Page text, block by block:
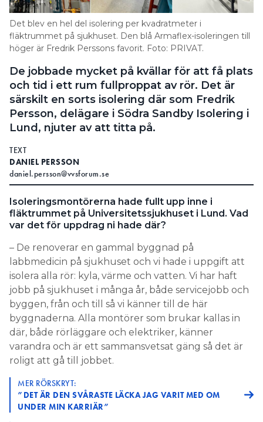
Information om GDPR
Search for:
SEARCH
Det blev en hel del isolering per kvadratmeter i
fläktrummet på sjukhuset. Den blå Armaflex-isoleringen till
höger är Fredrik Perssons favorit. Foto: PRIVAT.
De jobbade mycket på kvällar för att få plats
och tid i ett rum fullproppat av rör. Det är
särskilt en sorts isolering där som Fredrik
Persson, delägare i Södra Sandby Isolering i
Lund, njuter av att titta på.
TEXT
DANIEL PERSSON
daniel.persson@vvsforum.se
Isoleringsmontörerna hade fullt upp inne i
fläktrummet på Universitetssjukhuset i Lund. Vad
var det för uppdrag ni hade där?
– De renoverar en gammal byggnad på
labbmedicin på sjukhuset och vi hade i uppgift att
isolera alla rör: kyla, värme och vatten. Vi har haft
jobb på sjukhuset i många år, både servicejobb och
byggen, från och till så vi känner till de här
byggnaderna. Alla montörer som brukar kallas in
där, både rörläggare och elektriker, känner
varandra och är ett sammansvetsat gäng så det är
roligt att gå till jobbet.
MER RÖRSKRYT:
”DET ÄR DEN SVÅRASTE LÄCKA JAG VARIT MED OM
UNDER MIN KARRIÄR”